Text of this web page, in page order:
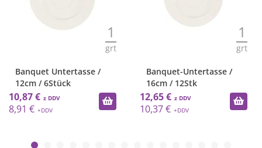
1
grt
Banquet Untertasse /
12cm / 6Stück
10,87 €
8,91 €
1
grt
Banquet-Untertasse /
16cm / 12Stk
12,65 €
10,37 €